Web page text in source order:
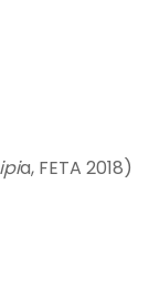
a, FETA 2018)